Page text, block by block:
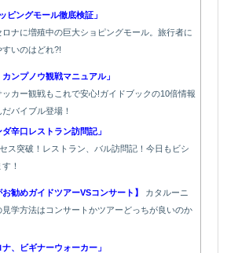
ピングモール徹底検証」
ロナに増殖中の巨大ショピングモール。旅行者に
いのはどれ?!
カンプノウ観戦マニュアル」
ッカー観戦もこれで安心!ガイドブックの10倍情報
バイブル登場！
辛口レストラン訪問記」
ス突破！レストラン、バル訪問記！今日もビシ
！
お勧めガイドツアーVSコンサート】 カタルーニ
見学方法はコンサートかツアーどっちが良いのか
ナ、ビギナーウォーカー」